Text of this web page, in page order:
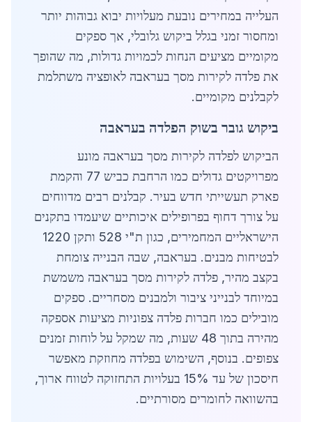
העלייה במחירים נובעת מעלויות יבוא גבוהות יותר
ומחסור זמני בגלל ביקוש גלובלי, אך ספקים
מקומיים מציעים הנחות לכמויות גדולות, מה שהופך
את פלדה לקירות מסך בעראבה לאופציה משתלמת
לקבלנים מקומיים.
ביקוש גובר בשוק הפלדה בעראבה
הביקוש לפלדה לקירות מסך בעראבה מונע
מפרויקטים גדולים כמו הרחבת כביש 77 והקמת
פארק תעשייתי חדש בעיר. קבלנים רבים מדווחים
על צורך דחוף בפרופילים איכותיים שיעמדו בתקנים
הישראליים המחמירים, כגון ת"י 528 ותקן 1220
לבטיחות מבנים. בעראבה, שבה הבנייה צומחת
בקצב מהיר, פלדה לקירות מסך בעראבה משמשת
במיוחד לבנייני ציבור ולמבנים מסחריים. ספקים
מובילים כמו חברות פלדה צפוניות מציעות אספקה
מהירה בתוך 48 שעות, מה שמקל על לוחות זמנים
צפופים. בנוסף, השימוש בפלדה מחוזקת מאפשר
חיסכון של עד 15% בעלויות התחזוקה לטווח ארוך,
בהשוואה לחומרים מסורתיים.